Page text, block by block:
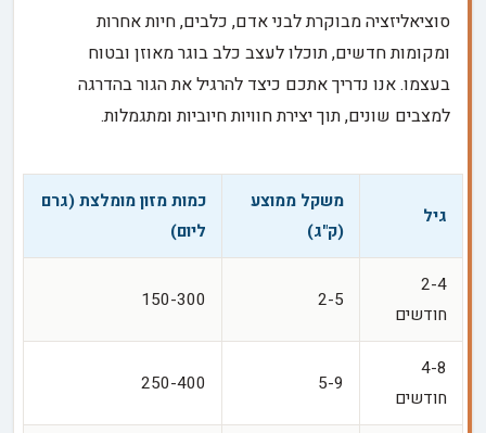
סוציאליזציה מבוקרת לבני אדם, כלבים, חיות אחרות
ומקומות חדשים, תוכלו לעצב כלב בוגר מאוזן ובטוח
בעצמו. אנו נדריך אתכם כיצד להרגיל את הגור בהדרגה
למצבים שונים, תוך יצירת חוויות חיוביות ומתגמלות.
גיל
משקל ממוצע
(ק"ג)
כמות מזון מומלצת (גרם
ליום)
2-4
חודשים
2-5
150-300
4-8
חודשים
5-9
250-400